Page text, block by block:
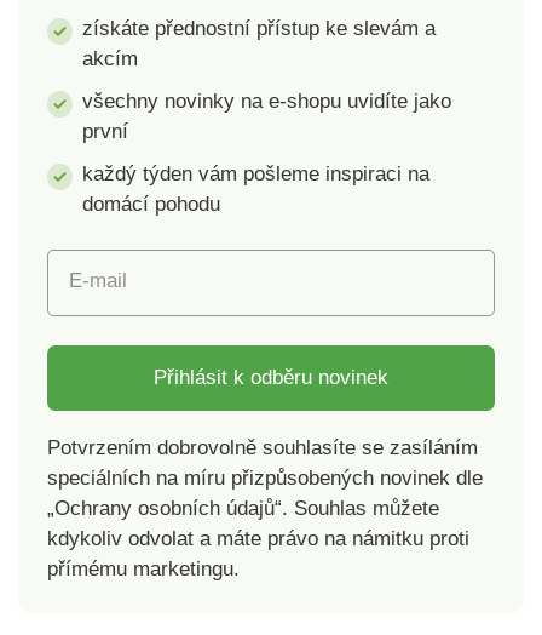
škodlivých látek a
výrobek je bezpečný
nad rámec platných
norem. Lze prát v
pračce, pro ochranu
životního prostředí
doporučujeme sušit
získáte přednostní přístup ke slevám a
akcím
všechny novinky na e-shopu uvidíte jako
první
každý týden vám pošleme inspiraci na
domácí pohodu
E-mail
Přihlásit k odběru novinek
Potvrzením dobrovolně souhlasíte se zasíláním
speciálních na míru přizpůsobených novinek dle
„Ochrany osobních údajů“. Souhlas můžete
kdykoliv odvolat a máte právo na námitku proti
přímému marketingu.